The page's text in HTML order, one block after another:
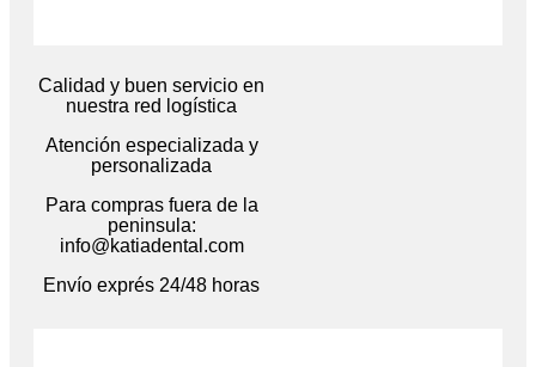
Calidad y buen servicio en
nuestra red logística
Atención especializada y
personalizada
Para compras fuera de la
peninsula:
info@katiadental.com
Envío exprés 24/48 horas